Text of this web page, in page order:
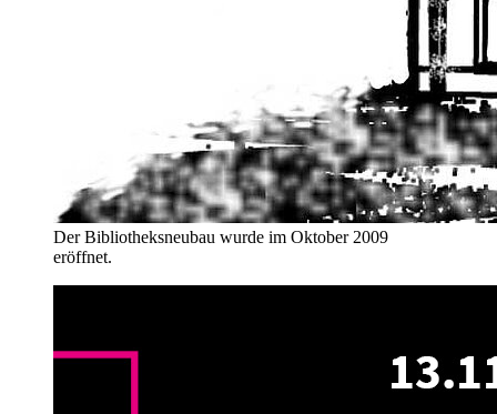
Der Bibliotheksneubau wurde im Oktober 2009
eröffnet.